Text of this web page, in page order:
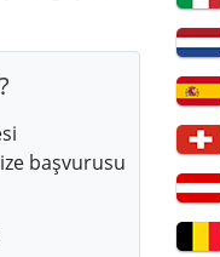
başvurusu